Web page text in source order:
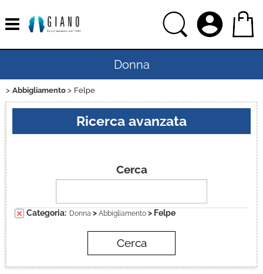
Uomo
Donna
Sport
Ciclismo
Abbigliamento Felpe
Ricerca avanzata
Cerca
Categoria: Donna > Abbigliamento > Felpe